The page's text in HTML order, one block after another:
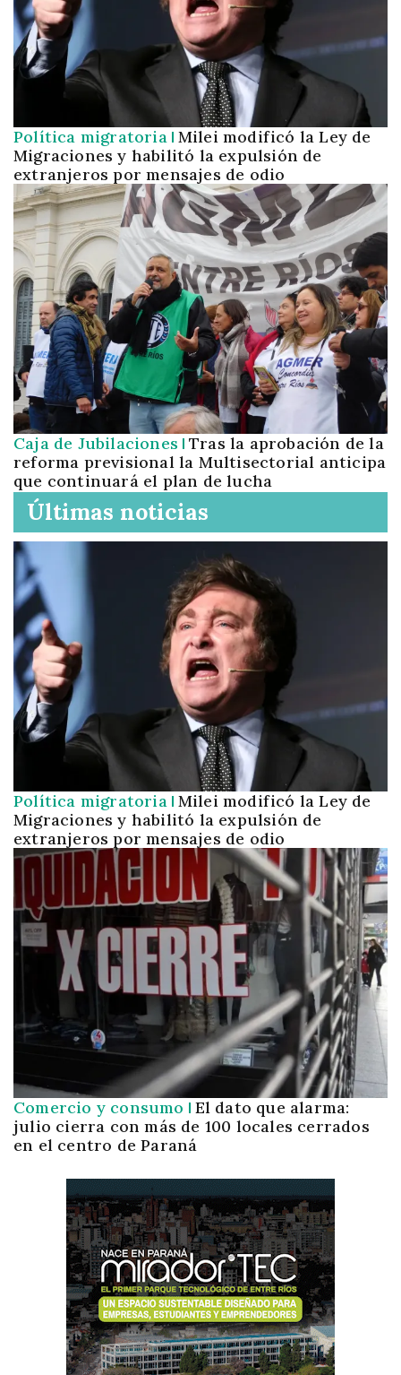
Política migratoria Milei modificó la Ley de
Migraciones y habilitó la expulsión de
extranjeros por mensajes de odio
Caja de Jubilaciones Tras la aprobación de la
reforma previsional la Multisectorial anticipa
que continuará el plan de lucha
Últimas noticias
Política migratoria Milei modificó la Ley de
Migraciones y habilitó la expulsión de
extranjeros por mensajes de odio
Comercio y consumo
El dato que alarma:
julio cierra con más de 100 locales cerrados
en el centro de Paraná